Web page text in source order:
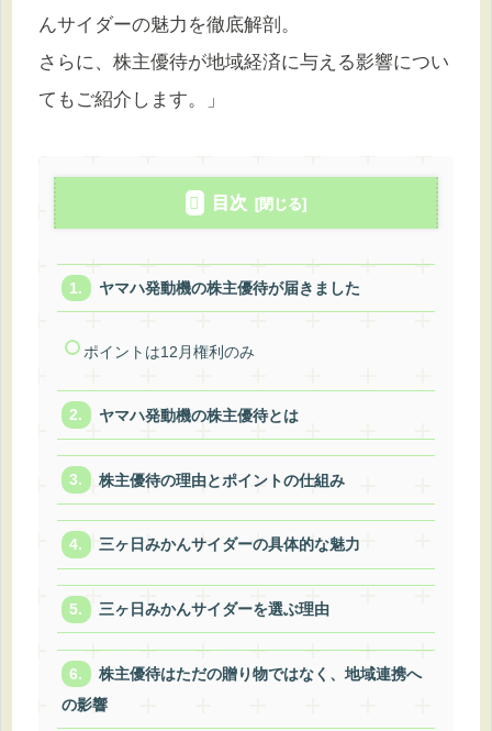
んサイダーの魅力を徹底解剖。
さらに、株主優待が地域経済に与える影響につい
てもご紹介します。」
目次
ヤマハ発動機の株主優待が届きました
ポイントは12月権利のみ
ヤマハ発動機の株主優待とは
株主優待の理由とポイントの仕組み
三ヶ日みかんサイダーの具体的な魅力
三ヶ日みかんサイダーを選ぶ理由
株主優待はただの贈り物ではなく、地域連携へ
の影響